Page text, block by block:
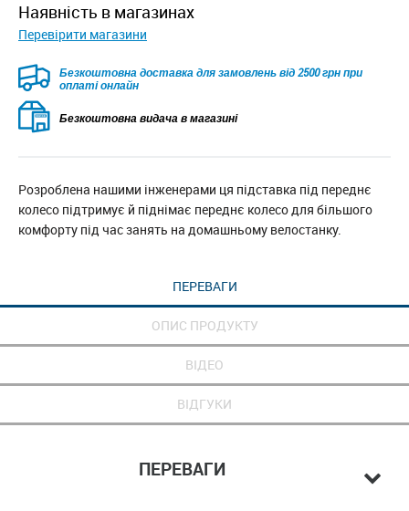
наявність в магазинах
Перевірити магазини
Безкоштовна доставка для замовлень від 2500 грн при
оплаті онлайн
Безкоштовна видача в магазині
Розроблена нашими інженерами ця підставка під переднє
колесо підтримує й піднімає переднє колесо для більшого
комфорту під час занять на домашньому велостанку.
ПЕРЕВАГИ
ОПИС ПРОДУКТУ
ВІДЕО
ВІДГУКИ
ПЕРЕВАГИ